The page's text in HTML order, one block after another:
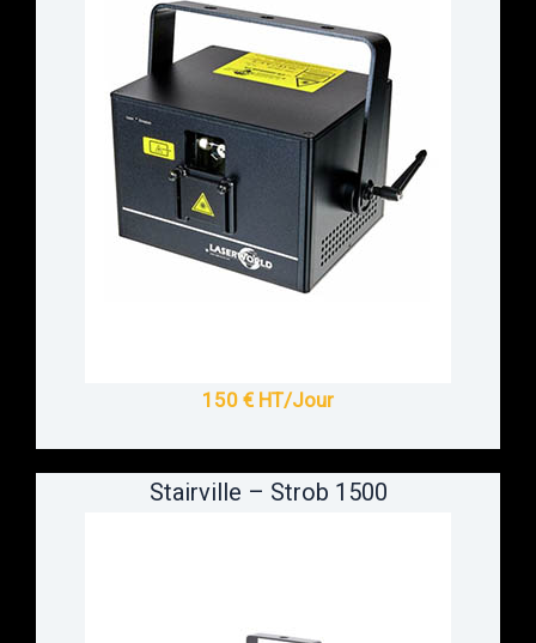
150 € HT/Jour
Stairville – Strob 1500